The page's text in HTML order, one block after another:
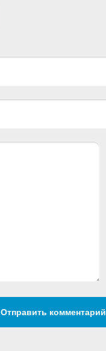
Отправить комментарий